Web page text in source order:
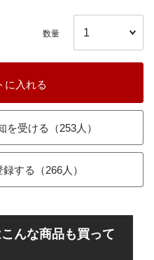
数量
に入れる
を受ける（253人）
する（266人）
んな商品も買って